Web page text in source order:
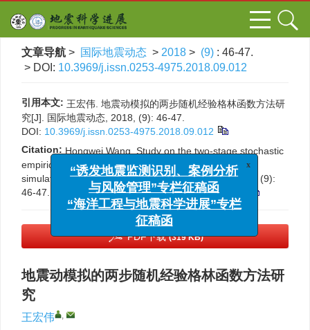
文章导航 > 国际地震动态 > 2018 > (9) : 46-47.
> DOI: 10.3969/j.issn.0253-4975.2018.09.012
引用本文: 王宏伟. 地震动模拟的两步随机经验格林函数方法研
究[J]. 国际地震动态, 2018, (9): 46-47.
DOI: 10.3969/j.issn.0253-4975.2018.09.012
Citation: Hongwei Wang. Study on the two-stage stochastic
empirical green’s function method for ground motion
simulation[J].Progress in Earthquake Sciences, 2018, (9):
46-47.
10.3969/j.issn.0253-4975.2018.09.012
PDF下载(319 KB)
地震动模拟的两步随机经验格林函数方法研
究
王宏伟 ,
x
“诱发地震监测识别、案例分析
与风险管理”专栏征稿函
“海洋工程与地震科学进展”专栏
征稿函